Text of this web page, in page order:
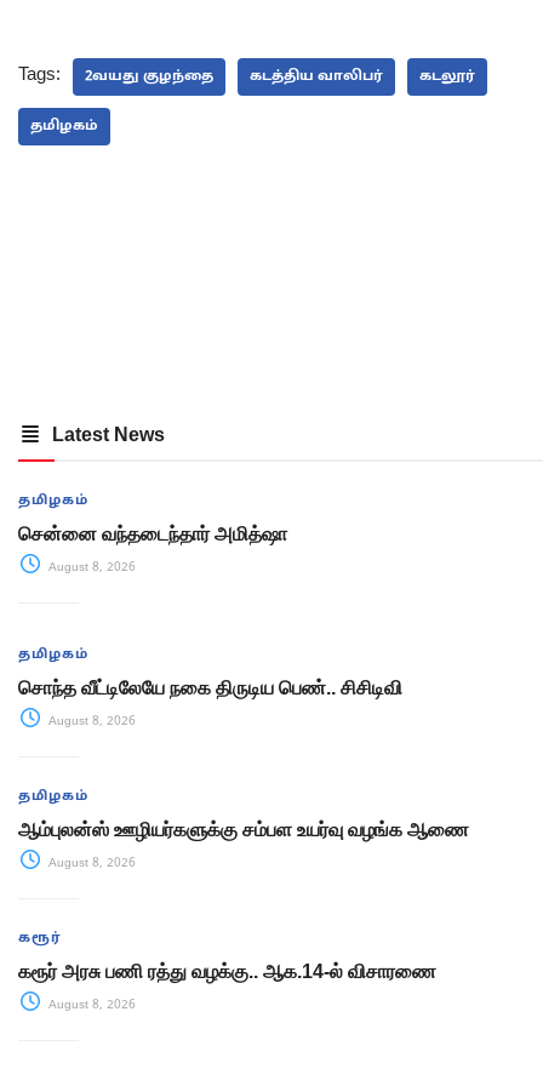
Tags: 2வயது குழந்தை கடத்திய வாலிபர் கடலூர்
தமிழகம்
Latest News
தமிழகம்
சென்னை வந்தடைந்தார் அமித்ஷா
August 8, 2026
தமிழகம்
சொந்த வீட்டிலேயே நகை திருடிய பெண்.. சிசிடிவி
August 8, 2026
தமிழகம்
ஆம்புலன்ஸ் ஊழியர்களுக்கு சம்பள உயர்வு வழங்க ஆணை
August 8, 2026
கரூர்
கரூர் அரசு பணி ரத்து வழக்கு.. ஆக.14-ல் விசாரணை
August 8, 2026